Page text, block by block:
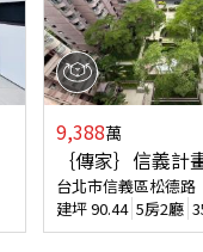
9,388萬
｛傳家｝信義計
台北市信義區松德路
建坪90.44 5房2廳